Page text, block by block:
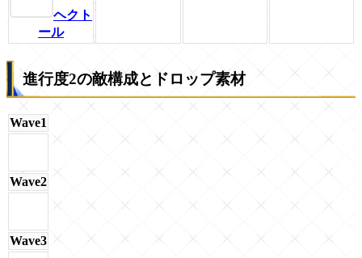
ヘクト
ール
進行度2の敵構成とドロップ素材
Wave1
Wave2
Wave3